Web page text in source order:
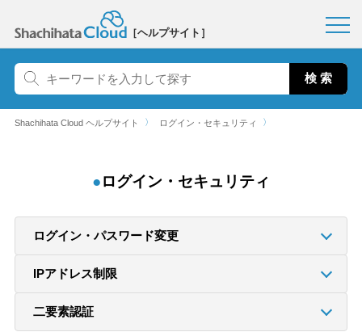
［ヘルプサイト］
Shachihata Cloud ヘルプサイト 〉 ログイン・セキュリティ 〉
ログイン・セキュリティ
ログイン・パスワード変更
IPアドレス制限
二要素認証